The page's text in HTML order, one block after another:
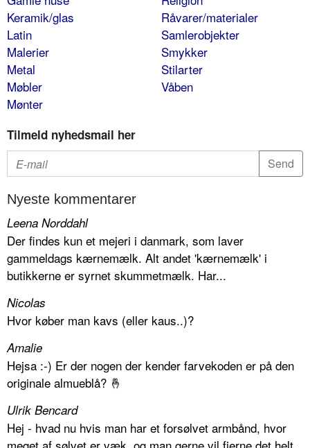
Keramik/glas
Latin
Malerier
Metal
Møbler
Mønter
Råvarer/materialer
Samlerobjekter
Smykker
Stilarter
Våben
Tilmeld nyhedsmail her
Nyeste kommentarer
Leena Norddahl
Der findes kun et mejeri i danmark, som laver
gammeldags kærnemælk. Alt andet 'kærnemælk' i
butikkerne er syrnet skummetmælk. Har...
Nicolas
Hvor køber man kavs (eller kaus..)?
Amalie
Hejsa :-) Er der nogen der kender farvekoden er på den
originale almueblå? 🤞
Ulrik Bencard
Hej - hvad nu hvis man har et forsølvet armbånd, hvor